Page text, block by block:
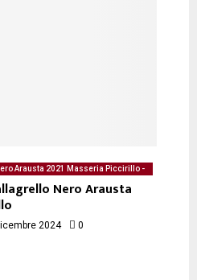
Arausta 2021 Masseria Piccirillo -
Nero Arausta
2024 0